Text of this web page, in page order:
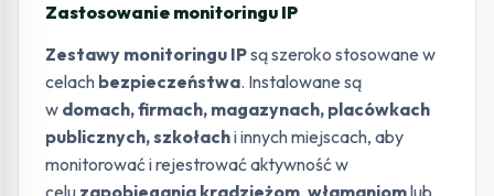
Zastosowanie monitoringu IP
Zestawy monitoringu IPsą szeroko stosowane w
celach bezpieczeństwa. Instalowane są
w domach, firmach, magazynach, placówkach
publicznych, szkołachi innych miejscach, aby
monitorować i rejestrować aktywność w
celu zapobiegania kradzieżom włamaniomlub